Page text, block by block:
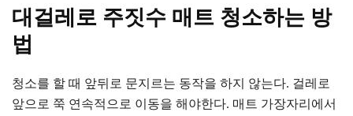
대걸레로 주짓수 매트 청소하는 방
법
청소를 할 때 앞뒤로 문지르는 동작을 하지 않는다. 걸레로
앞으로 쭉 연속적으로 이동을 해야한다. 매트 가장자리에서